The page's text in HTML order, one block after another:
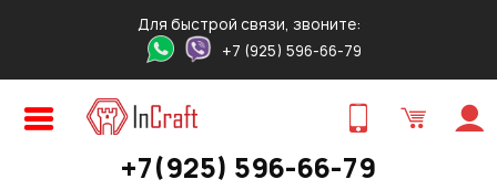
Для быстрой связи, звоните:
+7 (925) 596-66-79
+7(925) 596-66-79
ОБРАТНЫЙ ЗВОНОК
ЗАКАЗ ТОВАРА В 1 КЛИК
Авторизация
ПРЕДВАРИТЕЛЬНЫЙ ЗАКАЗ
ТОВАРА